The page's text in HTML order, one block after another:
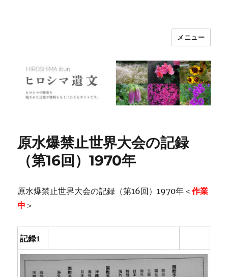
メニュー
原水爆禁止世界大会の記録
（第16回）1970年
原水爆禁止世界大会の記録（第16回）1970年＜作業
中 ＞
記録1